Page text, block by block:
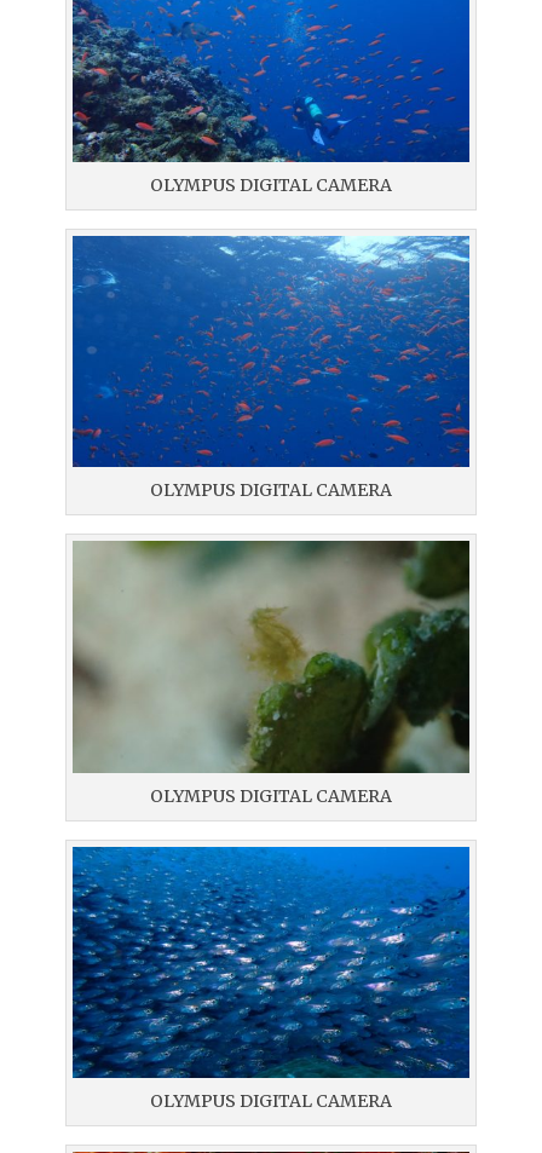
OLYMPUS DIGITAL CAMERA
OLYMPUS DIGITAL CAMERA
OLYMPUS DIGITAL CAMERA
OLYMPUS DIGITAL CAMERA